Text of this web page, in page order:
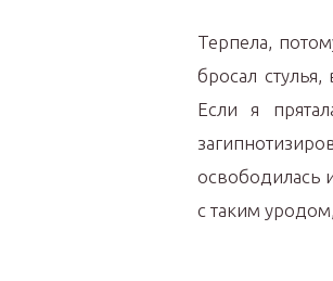
Терпела,
бросал
Если я
освободилась
с таким